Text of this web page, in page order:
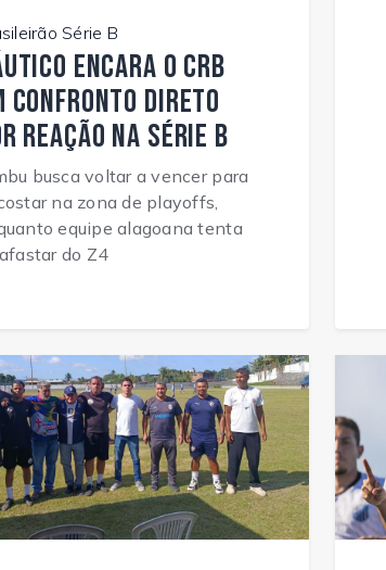
Série B
encara o CRB
confronto direto
reação na Série B
busca voltar a vencer para
na zona de playoffs,
equipe alagoana tenta
do Z4